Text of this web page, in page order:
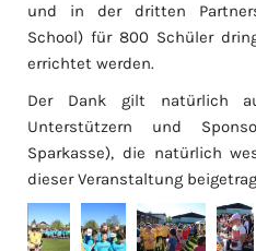
und in der dritten
School) für 800 Schüler
errichtet werden.
Der Dank gilt natürlich
Unterstützern und
Sparkasse), die natürlich
dieser Veranstaltung